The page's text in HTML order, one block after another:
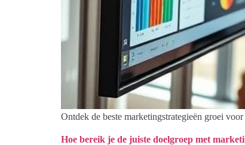
Ontdek de beste marketingstrategieën groei
Hoe bereik je de juiste doelgroep met